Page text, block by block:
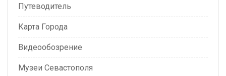
Путеводитель
Карта Города
Видеообозрение
Музеи Севастополя